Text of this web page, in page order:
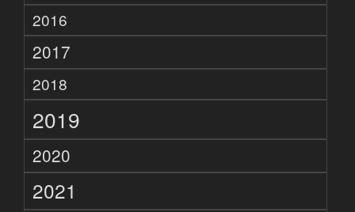
2016
2017
2018
2019
2020
2021